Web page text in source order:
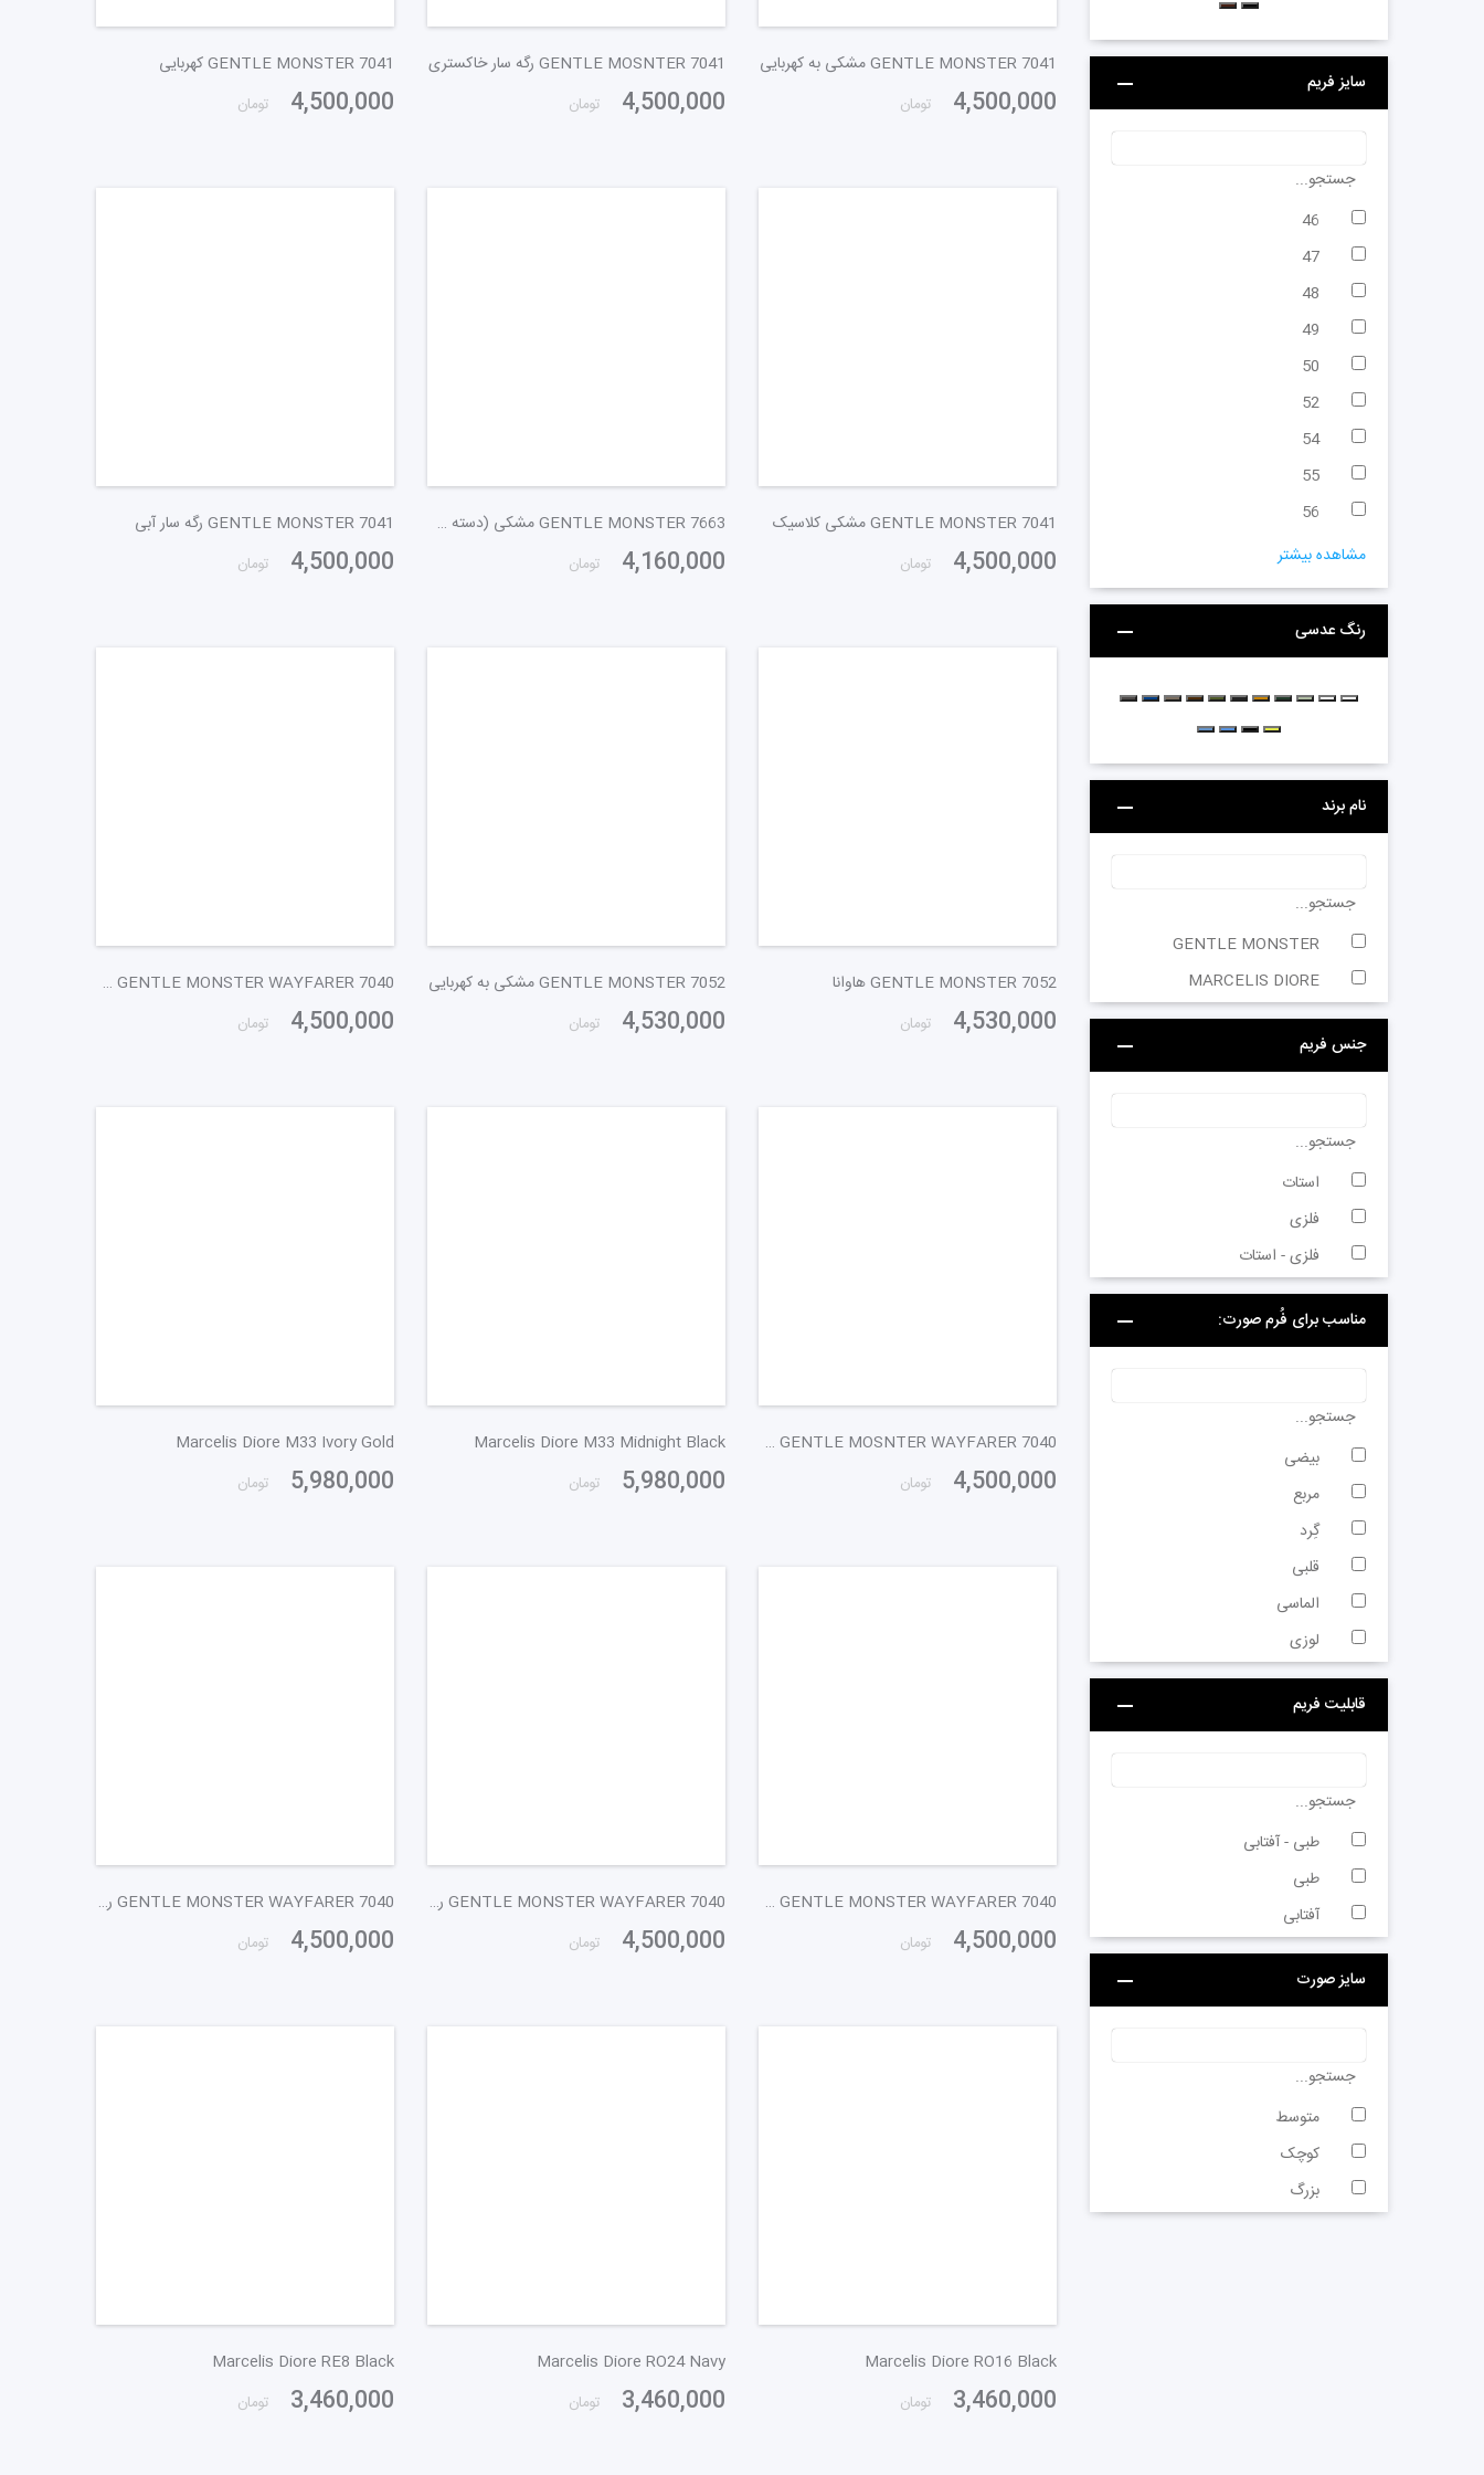
سایز فریم
جستجو...
46
47
48
49
50
52
54
55
56
مشاهده بیشتر
رنگ عدسی
نام برند
جستجو...
GENTLE MONSTER
MARCELIS DIORE
جنس فریم
جستجو...
استات
فلزی
فلزی - استات
مناسب برای فُرم صورت:
جستجو...
بیضی
مربع
گِرد
قلبی
الماسی
لوزی
قابلیت فریم
جستجو...
طبی - آفتابی
طبی
آفتابی
سایز صورت
جستجو...
متوسط
کوچک
بزرگ
GENTLE MONSTER 7041 مشکی به کهربایی
4,500,000 تومان
GENTLE MOSNTER 7041 رگه سار خاکستری
4,500,000 تومان
GENTLE MONSTER 7041 کهربایی
4,500,000 تومان
GENTLE MONSTER 7041 مشکی کلاسیک
4,500,000 تومان
GENTLE MONSTER 7663 مشکی (دسته شفاف خاکتری)
4,160,000 تومان
GENTLE MONSTER 7041 رگه سار آبی
4,500,000 تومان
GENTLE MONSTER 7052 هاوانا
4,530,000 تومان
GENTLE MONSTER 7052 مشکی به کهربایی
4,530,000 تومان
GENTLE MONSTER WAYFARER 7040 مشکی کلاسیک
4,500,000 تومان
GENTLE MOSNTER WAYFARER 7040 مشکی به کهربایی
4,500,000 تومان
Marcelis Diore M33 Midnight Black
5,980,000 تومان
Marcelis Diore M33 Ivory Gold
5,980,000 تومان
GENTLE MONSTER WAYFARER 7040 کهربایی
4,500,000 تومان
GENTLE MONSTER WAYFARER 7040 رگه سار خاکستری
4,500,000 تومان
GENTLE MONSTER WAYFARER 7040 رگه سار آبی
4,500,000 تومان
Marcelis Diore RO16 Black
3,460,000 تومان
Marcelis Diore RO24 Navy
3,460,000 تومان
Marcelis Diore RE8 Black
3,460,000 تومان